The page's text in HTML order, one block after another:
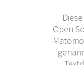
Open